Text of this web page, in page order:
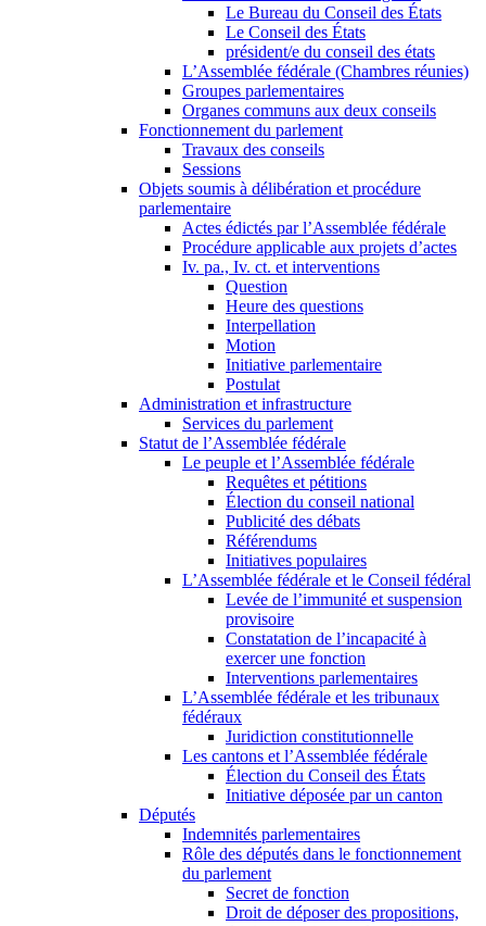
Le Bureau du Conseil des États
Le Conseil des États
président/e du conseil des états
L’Assemblée fédérale (Chambres réunies)
Groupes parlementaires
Organes communs aux deux conseils
Fonctionnement du parlement
Travaux des conseils
Sessions
Objets soumis à délibération et procédure
parlementaire
Actes édictés par l’Assemblée fédérale
Procédure applicable aux projets d’actes
Iv. pa., Iv. ct. et interventions
Question
Heure des questions
Interpellation
Motion
Initiative parlementaire
Postulat
Administration et infrastructure
Services du parlement
Statut de l’Assemblée fédérale
Le peuple et l’Assemblée fédérale
Requêtes et pétitions
Élection du conseil national
Publicité des débats
Référendums
Initiatives populaires
L’Assemblée fédérale et le Conseil fédéral
Levée de l’immunité et suspension
provisoire
Constatation de l’incapacité à
exercer une fonction
Interventions parlementaires
L’Assemblée fédérale et les tribunaux
fédéraux
Juridiction constitutionnelle
Les cantons et l’Assemblée fédérale
Élection du Conseil des États
Initiative déposée par un canton
Députés
Indemnités parlementaires
Rôle des députés dans le fonctionnement
du parlement
Secret de fonction
Droit de déposer des propositions,